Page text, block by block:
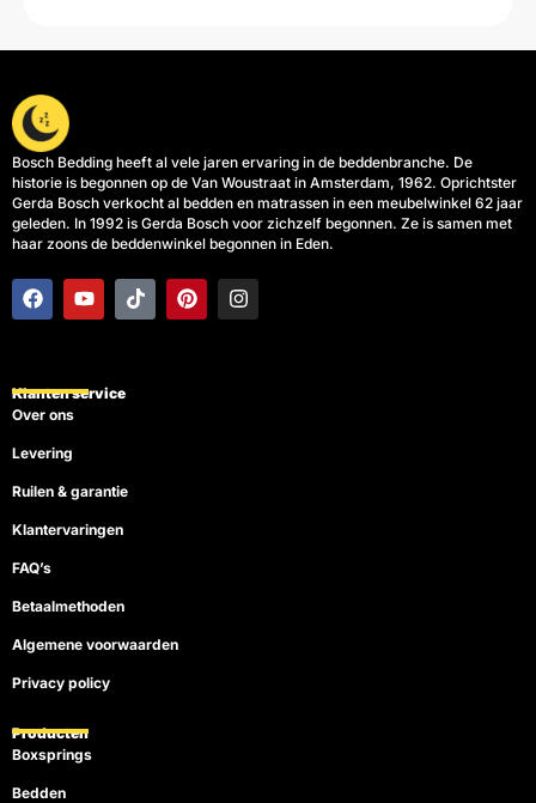
Bosch Bedding heeft al vele jaren ervaring in de beddenbranche. De
historie is begonnen op de Van Woustraat in Amsterdam, 1962. Oprichtster
Gerda Bosch verkocht al bedden en matrassen in een meubelwinkel 62 jaar
geleden. In 1992 is Gerda Bosch voor zichzelf begonnen. Ze is samen met
haar zoons de beddenwinkel begonnen in Eden.
F
a
c
o
o
Y
o
u
b
T
i
k
P
i
n
I
n
s
Klanten service
Over ons
Levering
Ruilen & garantie
Klantervaringen
FAQ’s
Betaalmethoden
Algemene voorwaarden
Privacy policy
Producten
Boxsprings
Bedden